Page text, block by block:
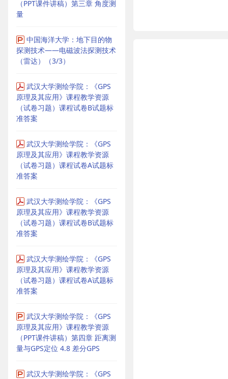
（PPT课件讲稿）第三章 角度测
量
中国海洋大学：地下目的物
探测技术——电磁波法探测技术
（雷达）（3/3）
武汉大学测绘学院：《GPS
原理及其应用》课程教学资源
（试卷习题）课程试卷B试题标
准答案
武汉大学测绘学院：《GPS
原理及其应用》课程教学资源
（试卷习题）课程试卷A试题标
准答案
武汉大学测绘学院：《GPS
原理及其应用》课程教学资源
（试卷习题）课程试卷B试题标
准答案
武汉大学测绘学院：《GPS
原理及其应用》课程教学资源
（试卷习题）课程试卷A试题标
准答案
武汉大学测绘学院：《GPS
原理及其应用》课程教学资源
（PPT课件讲稿）第四章 距离测
量与GPS定位 4.8 差分GPS
武汉大学测绘学院：《GPS